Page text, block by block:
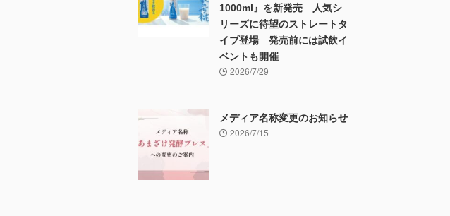
1000ml』を新発売 人気シ
リーズに待望のストレートタ
イプ登場 発売前には試飲イ
ベントも開催
2026/7/29
メディア名称変更のお知らせ
2026/7/15